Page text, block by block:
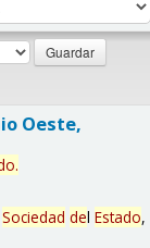
Oeste,
.
Sociedad del Estado,